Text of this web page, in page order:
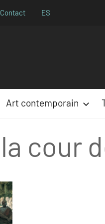
Contact ES
Art contemporain
la cour